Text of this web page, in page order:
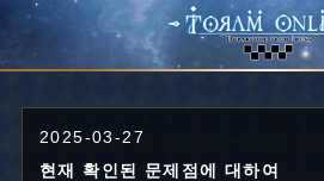
2025-03-27
현재 확인된 문제점에 대하여